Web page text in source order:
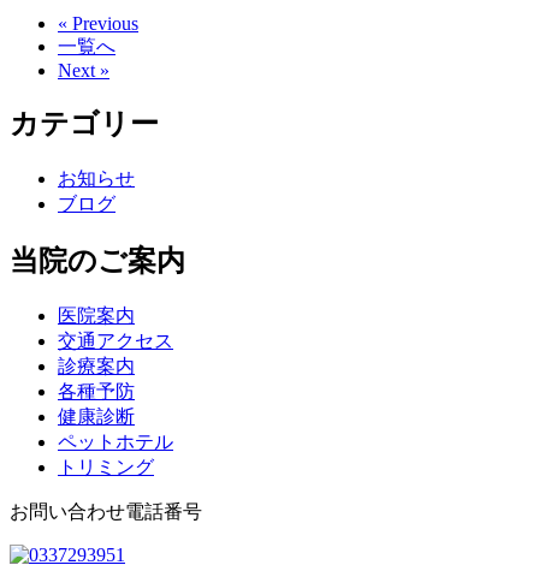
« Previous
一覧へ
Next »
カテゴリー
お知らせ
ブログ
当院のご案内
医院案内
交通アクセス
診療案内
各種予防
健康診断
ペットホテル
トリミング
お問い合わせ電話番号